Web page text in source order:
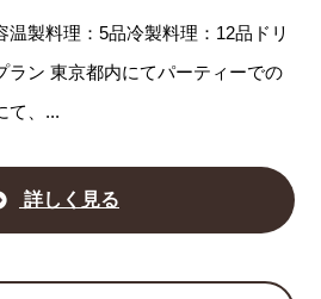
製料理：5品冷製料理：12品ドリ
ラン 東京都内にてパーティーでの
て、...
詳しく見る